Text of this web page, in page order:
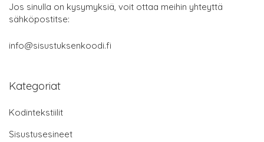
Jos sinulla on kysymyksiä, voit ottaa meihin yhteyttä
sähköpostitse:
info@sisustuksenkoodi.fi
Kategoriat
Kodintekstiilit
Sisustusesineet